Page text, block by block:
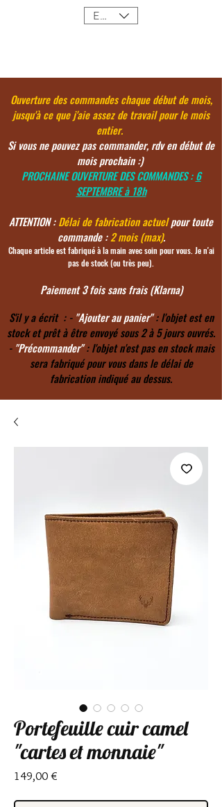
EUR (€)
Ouverture des commandes chaque début de mois,
jusqu'à ceque j'aie assez de travail pour le mois
entier.
Si vous ne pouvez pas commander, rdv en début de
mois prochain :)
PROCHAINE OUVERTURE DES COMMANDES :6
SEPTEMBRE à 18h
ATTENTION :Délai de fabrication actuelpour toute
commande :2 mois (max).
Chaque article est fabriqué à la main avec soin pour vous. Je n'ai
pas de stock (ou très peu).
Paiement 3 fois sans frais (Klarna)
S'il y a écrit : - "Ajouter au panier": l'objet est en
stock et prêt à être envoyé sous 2 à 5 jours ouvrés.
- "Précommander": l'objet n'est pas en stock mais
sera fabriqué pour vous dans le délai de
fabrication indiqué au dessus.
Portefeuille cuir camel
"cartes et monnaie"
149,00 €